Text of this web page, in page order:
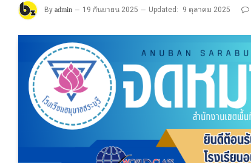
By admin 19 กันยายน 2025 Updated: 9 ตุลาคม 2025